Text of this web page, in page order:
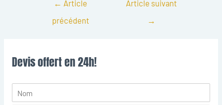
← Article
précédent
Article suivant
→
Devis offert en 24h!